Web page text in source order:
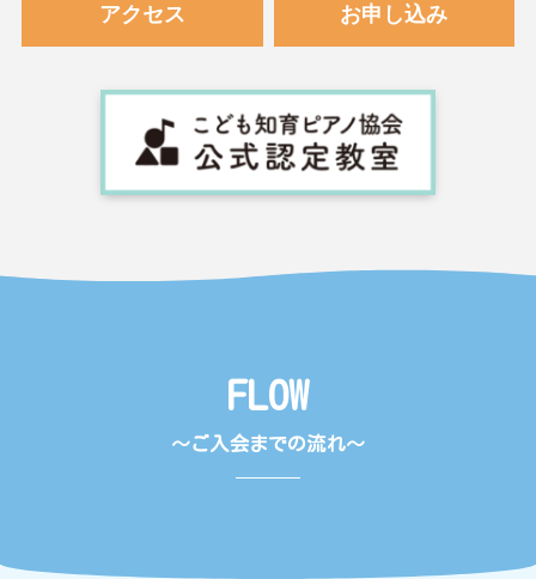
アクセス お申し込み
FLOW
〜ご入会までの流れ〜